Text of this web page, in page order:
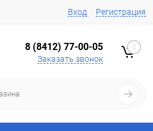
Вход Регистрация
8 (8412) 77-00-05
Заказать звонок
0